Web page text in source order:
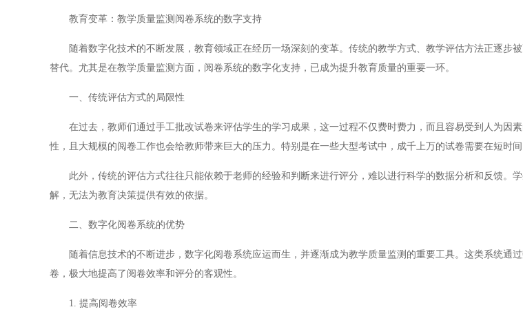
教育变革：教学质量监测阅卷系统的数字支持
随着数字化技术的不断发展，教育领域正在经历一场深刻的变革。传统的教学方式、教学评估方法正逐步
替代。尤其是在教学质量监测方面，阅卷系统的数字化支持，已成为提升教育质量的重要一环。
一、传统评估方式的局限性
在过去，教师们通过手工批改试卷来评估学生的学习成果，这一过程不仅费时费力，而且容易受到人为因
性，且大规模的阅卷工作也会给教师带来巨大的压力。特别是在一些大型考试中，成千上万的试卷需要在短时
此外，传统的评估方式往往只能依赖于老师的经验和判断来进行评分，难以进行科学的数据分析和反馈。
解，无法为教育决策提供有效的依据。
二、数字化阅卷系统的优势
随着信息技术的不断进步，数字化阅卷系统应运而生，并逐渐成为教学质量监测的重要工具。这类系统通
卷，极大地提高了阅卷效率和评分的客观性。
1. 提高阅卷效率